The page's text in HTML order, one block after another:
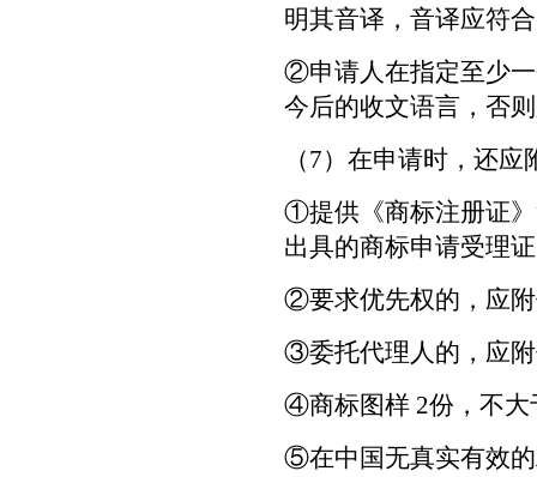
明其音译，音译应符
②申请人在指定至少
今后的收文语言，否
（7）在申请时，还
①提供《商标注册证
出具的商标申请受理
②要求优先权的，应
③委托代理人的，应
④商标图样 2份，不大
⑤在中国无真实有效